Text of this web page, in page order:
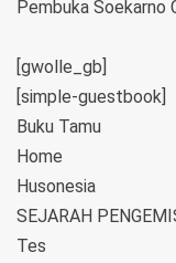
Pembuka Soekarno
[gwolle_gb]
[simple-guestbook]
Buku Tamu
Home
Husonesia
SEJARAH
Tes